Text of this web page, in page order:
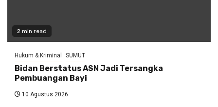
2 min read
Hukum & Kriminal SUMUT
Bidan Berstatus ASN Jadi Tersangka
Pembuangan Bayi
10 Agustus 2026